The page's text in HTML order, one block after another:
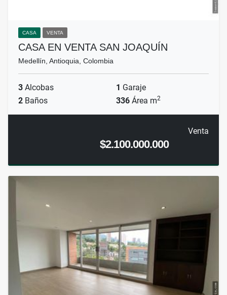
CASA VENTA
CASA EN VENTA SAN JOAQUÍN
Medellín, Antioquia, Colombia
3 Alcobas 1 Garaje
2 Baños 336 Área m2
Venta
$2.100.000.000